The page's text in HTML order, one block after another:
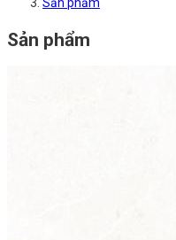
Sản phẩm
Sản phẩm